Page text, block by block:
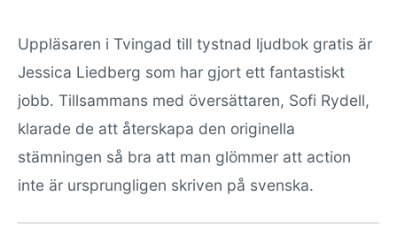
Uppläsaren i Tvingad till tystnad ljudbok gratis är
Jessica Liedberg som har gjort ett fantastiskt
jobb. Tillsammans med översättaren, Sofi Rydell,
klarade de att återskapa den originella
stämningen så bra att man glömmer att action
inte är ursprungligen skriven på svenska.